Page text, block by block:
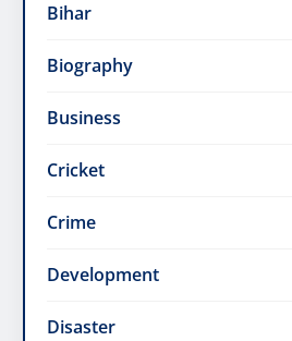
Bihar
Biography
Business
Cricket
Crime
Development
Disaster